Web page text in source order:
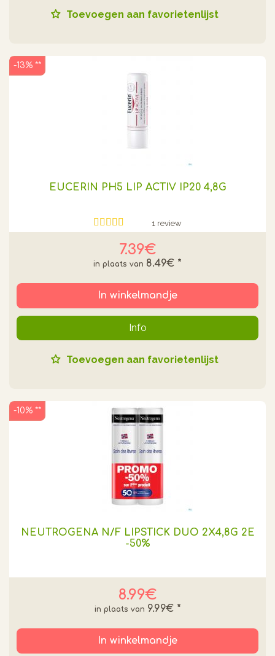
Toevoegen aan favorietenlijst
EUCERIN PH5 LIP ACTIV IP20 4,8G
1 review
7.39€
8.49€ *
-13% **
In winkelmandje
Info
Toevoegen aan favorietenlijst
NEUTROGENA N/F LIPSTICK DUO 2X4,8G 2E
-50%
8.99€
9.99€ *
-10% **
In winkelmandje